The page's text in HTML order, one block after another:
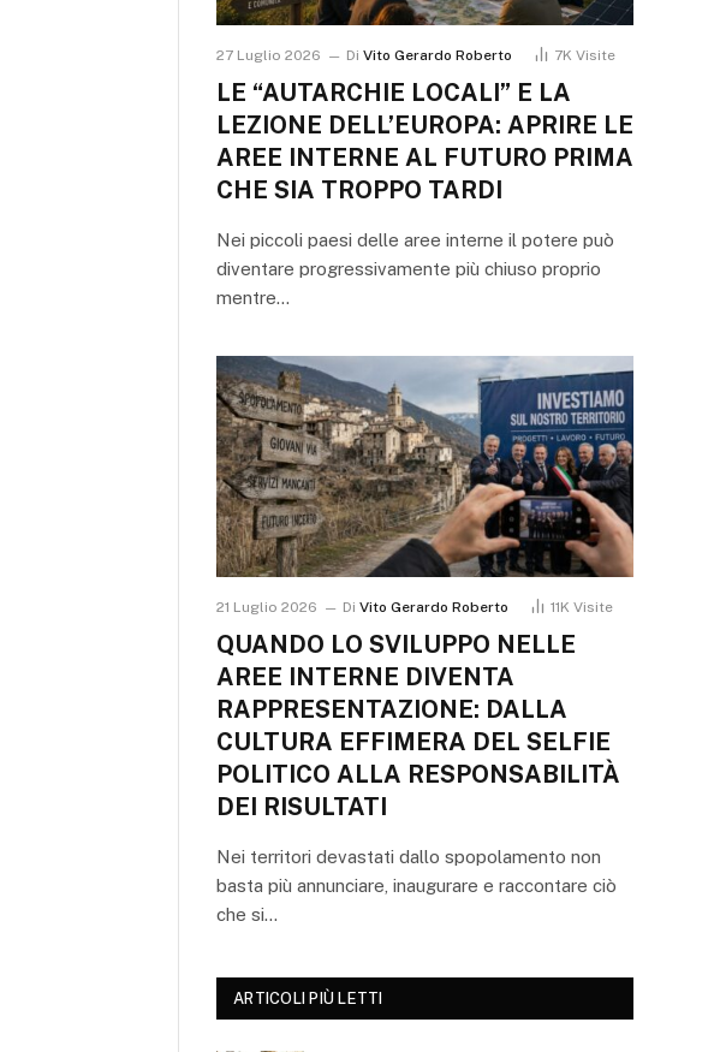
27 Luglio 2026 Di Vito Gerardo Roberto 7K Visite
LE “AUTARCHIE LOCALI” E LA
LEZIONE DELL’EUROPA: APRIRE LE
AREE INTERNE AL FUTURO PRIMA
CHE SIA TROPPO TARDI
Nei piccoli paesi delle aree interne il potere può
diventare progressivamente più chiuso proprio
mentre…
21 Luglio 2026 Di Vito Gerardo Roberto 11K Visite
QUANDO LO SVILUPPO NELLE
AREE INTERNE DIVENTA
RAPPRESENTAZIONE: DALLA
CULTURA EFFIMERA DEL SELFIE
POLITICO ALLA RESPONSABILITÀ
DEI RISULTATI
Nei territori devastati dallo spopolamento non
basta più annunciare, inaugurare e raccontare ciò
che si…
ARTICOLI PIÙ LETTI